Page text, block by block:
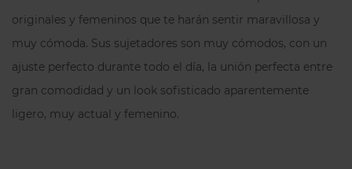
silueta sin marcarse bajo la ropa.
¿Para quién es perfecta la braga
culotte Fantasie Emmaline?
Es ideal para mujeres que buscan un
shorty cómodo y favorecedor, con un
originales y femeninos que te harán sentir maravillosa y
muy cómoda. Sus sujetadores son muy cómodos, con un
ajuste perfecto durante todo el día, la unión perfecta entre
gran comodidad y un look sofisticado aparentemente
ligero, muy actual y femenino.